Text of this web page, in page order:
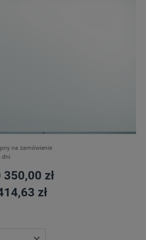
na zamówienie
dni
350,00 zł
zł